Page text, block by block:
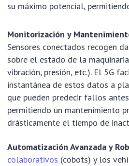
su máximo potencial,
Monitorización y
Sensores conectados recogen
sobre el estado de la
vibración, presión, etc.). El 5G
instantánea de estos datos a
que pueden predecir fallos
permitiendo un mantenimiento
drásticamente el tiempo de
Automatización Avanzada y
colaborativos (cobots) y los